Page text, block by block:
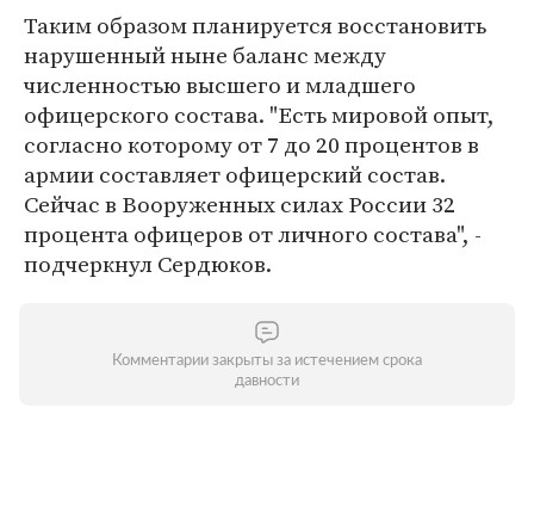
Таким образом планируется восстановить
нарушенный ныне баланс между
численностью высшего и младшего
офицерского состава. "Есть мировой опыт,
согласно которому от 7 до 20 процентов в
армии составляет офицерский состав.
Сейчас в Вооруженных силах России 32
процента офицеров от личного состава", -
подчеркнул Сердюков.
Комментарии закрыты за истечением срока
давности